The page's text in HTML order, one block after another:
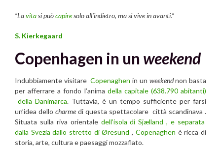
“Lavitasi puòcapiresolo all’indietro, ma si vive in avanti.”
S. Kierkegaard
Copenhagen in un weekend
Indubbiamente visitareCopenaghen in un weekendnon basta
per afferrare a fondo l’anima della capitale (638.790 abitanti)
della Danimarca. Tuttavia, è un tempo sufficiente per farsi
un’idea dello charme di questa spettacolare città scandinava .
Situata sulla riva orientale dell’isola di Sjælland , e separata
dalla Svezia dallo stretto di Øresund , Copenaghen è ricca di
storia, arte, cultura e paesaggi mozzafiato.